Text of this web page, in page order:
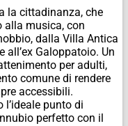
la cittadinanza, che
alla musica, con
dalla Villa Antica
all’ex Galoppatoio. Un
per adulti,
comune di rendere
accessibili.
l’ideale punto di
perfetto con il